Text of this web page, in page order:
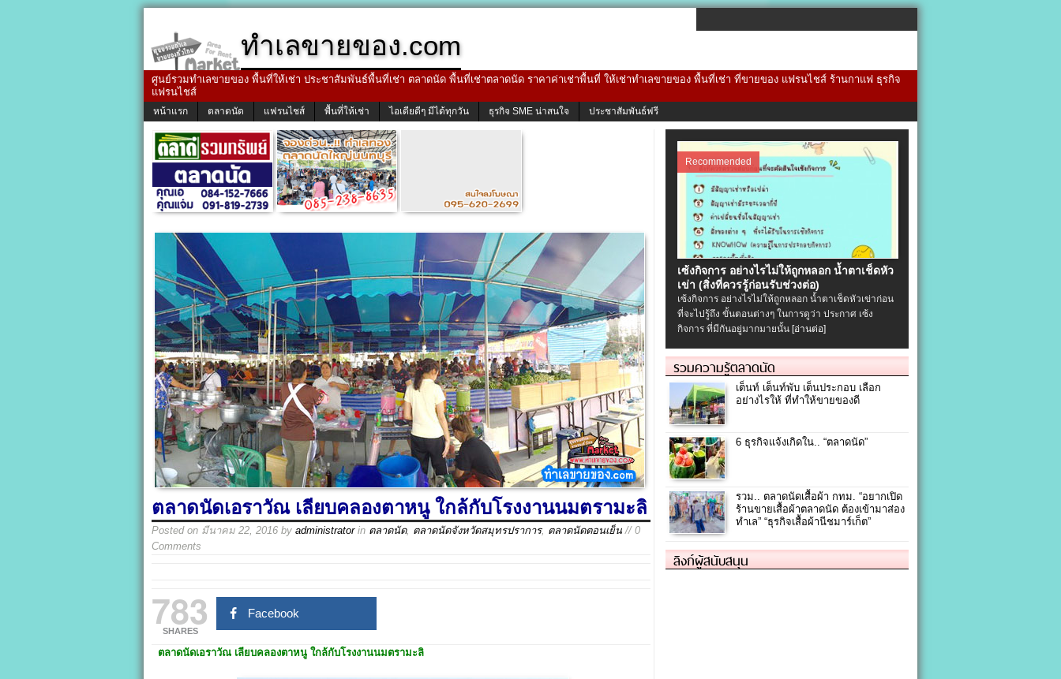
ทำเลขายของ.com
ศูนย์รวมทำเลขายของ พื้นที่ให้เช่า ประชาสัมพันธ์พื้นที่เช่า ตลาดนัด พื้นที่เช่าตลาดนัด ราคาค่าเช่าพื้นที่ ให้เช่าทำเลขายของ พื้นที่เช่า ที่ขายของ แฟรนไชส์ ร้านกาแฟ ธุรกิจ
แฟรนไชส์
หน้าแรก ตลาดนัด แฟรนไชส์ พื้นที่ให้เช่า ไอเดียดีๆ มีได้ทุกวัน ธุรกิจ SME น่าสนใจ ประชาสัมพันธ์ฟรี
ตลาดนัดเอราวัณ เลียบคลองตาหนู ใกล้กับโรงงานนมตรามะลิ
Posted on มีนาคม 22, 2016 by administratorin ตลาดนัด, ตลาดนัดจังหวัดสมุทรปราการ, ตลาดนัดตอนเย็น // 0
Comments
783
SHARES
Facebook
ตลาดนัดเอราวัณ เลียบคลองตาหนู ใกล้กับโรงงานนมตรามะลิ
Recommended
เซ้งกิจการ อย่างไรไม่ให้ถูกหลอก น้ำตาเช็ดหัว
เข่า (สิ่งที่ควรรู้ก่อนรับช่วงต่อ)
เซ้งกิจการ อย่างไรไม่ให้ถูกหลอก น้ำตาเช็ดหัวเข่าก่อน
ที่จะไปรู้ถึง ขั้นตอนต่างๆ ในการดูว่า ประกาศ เซ้ง
กิจการ ที่มีกันอยู่มากมายนั้น [อ่านต่อ]
รวมความรู้ตลาดนัด
เต็นท์ เต็นท์พับ เต็นประกอบ เลือก
อย่างไรให้ ที่ทำให้ขายของดี
6 ธุรกิจแจ้งเกิดใน.. “ตลาดนัด”
รวม.. ตลาดนัดเสื้อผ้า กทม. “อยากเปิด
ร้านขายเสื้อผ้าตลาดนัด ต้องเข้ามาส่อง
ทำเล” “ธุรกิจเสื้อผ้านีชมาร์เก็ต”
ลิงก์ผู้สนับสนุน